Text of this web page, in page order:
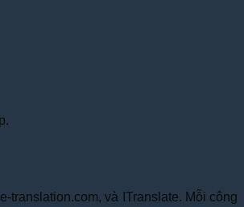
translation.com, và ITranslate. Mỗi công